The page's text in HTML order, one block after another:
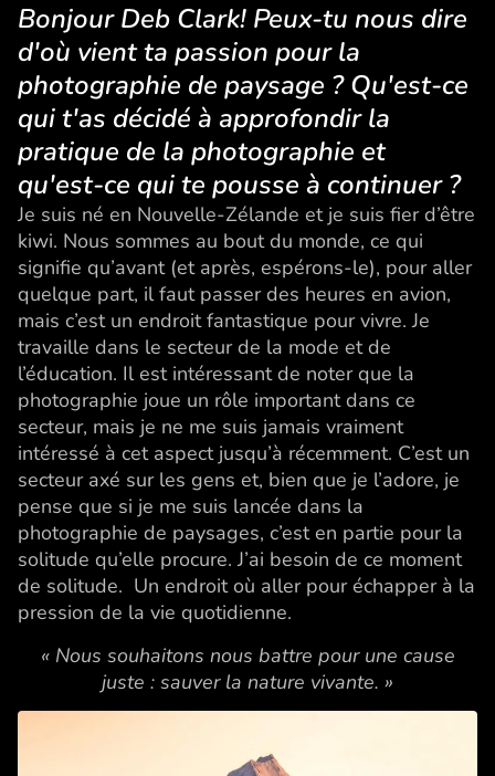
Bonjour Deb Clark! Peux-tu nous dire
d'où vient ta passion pour la
photographie de paysage ? Qu'est-ce
qui t'as décidé à approfondir la
pratique de la photographie et
qu'est-ce qui te pousse à continuer ?
Je suis né en Nouvelle-Zélande et je suis fier d’être
kiwi. Nous sommes au bout du monde, ce qui
signifie qu’avant (et après, espérons-le), pour aller
quelque part, il faut passer des heures en avion,
mais c’est un endroit fantastique pour vivre. Je
travaille dans le secteur de la mode et de
l’éducation. Il est intéressant de noter que la
photographie joue un rôle important dans ce
secteur, mais je ne me suis jamais vraiment
intéressé à cet aspect jusqu’à récemment. C’est un
secteur axé sur les gens et, bien que je l’adore, je
pense que si je me suis lancée dans la
photographie de paysages, c’est en partie pour la
solitude qu’elle procure. J’ai besoin de ce moment
de solitude. Un endroit où aller pour échapper à la
pression de la vie quotidienne.
« Nous souhaitons nous battre pour une cause
juste : sauver la nature vivante. »